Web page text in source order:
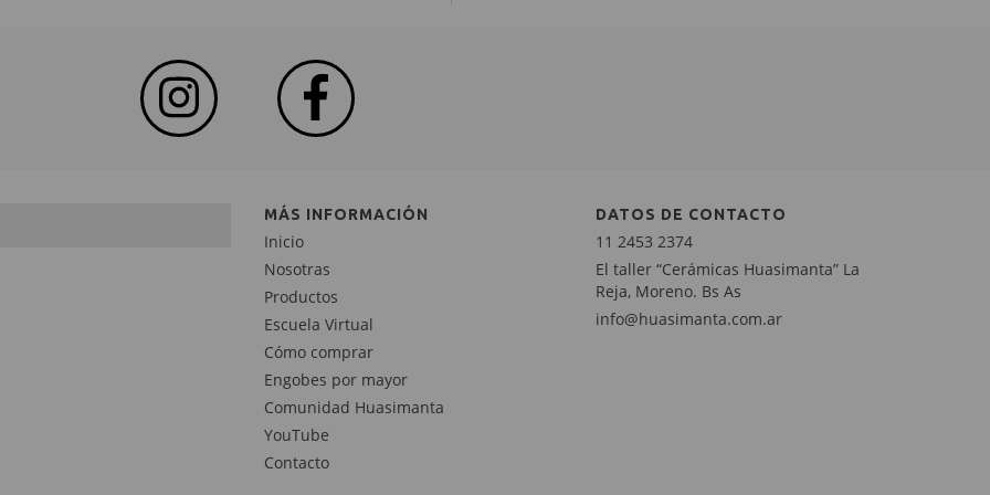
MÁS INFORMACIÓN
Inicio
Nosotras
Productos
Escuela Virtual
Cómo comprar
Engobes por mayor
Comunidad Huasimanta
YouTube
Contacto
DATOS DE CONTACTO
11 2453 2374
El taller “Cerámicas Huasimanta” La
Reja, Moreno. Bs As
info@huasimanta.com.ar